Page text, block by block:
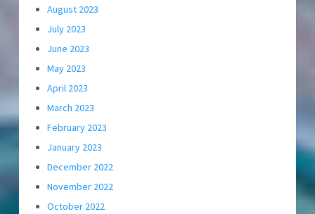
August 2023
July 2023
June 2023
May 2023
April 2023
March 2023
February 2023
January 2023
December 2022
November 2022
October 2022